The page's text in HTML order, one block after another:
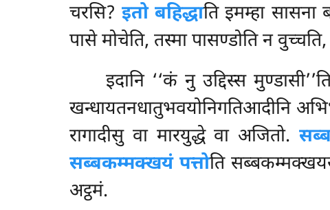
चरसि?इतो बहिद्धाति इमम्हा सासना
पासे मोचेति, तस्मा पासण्डोति न वुच्चति,
इदानि ‘‘कं नु उद्दिस्स
खन्धायतनधातुभवयोनिगतिआदीनि
रागादीसु वा मारयुद्धे वा अजितो.
सब्बकम्मक्खयं पत्तोति
अट्ठमं.